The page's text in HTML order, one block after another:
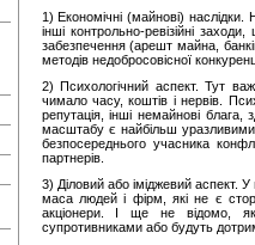
1) Економічні (майнові) наслідки.
інші контрольно-ревізійні
забезпечення (арешт майна,
методів недобросовісної
2) Психологічний аспект. Тут
чимало часу, коштів і нервів.
репутація, інші немайнові блага,
масштабу є найбільш
безпосереднього учасника
партнерів.
3) Діловий або іміджевий аспект.
маса людей і фірм, які не є
акціонери. І ще не відомо,
супротивниками або будуть